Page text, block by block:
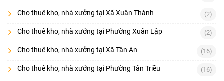
Cho thuê kho, nhà xưởng tại Xã Xuân Thành (2)
Cho thuê kho, nhà xưởng tại Phường Xuân Lập (2)
Cho thuê kho, nhà xưởng tại Xã Tân An (16)
Cho thuê kho, nhà xưởng tại Phường Tân Triều (16)